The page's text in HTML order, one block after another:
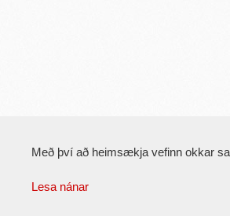
Með því að heimsækja vefinn okkar
Lesa nánar